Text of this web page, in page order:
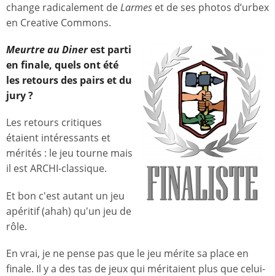
change radicalement deLarmes et de ses photos d’urbex
en Creative Commons.
Meurtre au Dinerest parti
en finale, quels ont été
les retours des pairs et du
jury ?
Les retours critiques
étaient intéressants et
mérités : le jeu tourne mais
il est ARCHI-classique.
Et bon c'est autant un jeu
apéritif (ahah) qu'un jeu de
rôle.
En vrai, je ne pense pas que le jeu mérite sa place en
finale. Il y a des tas de jeux qui méritaient plus que celui-